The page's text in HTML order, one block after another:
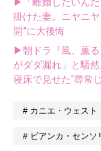
▶「離婚したいん
掛けた妻。ニヤニ
開”に大後悔
▶朝ドラ『風、薫
がダダ漏れ」と騒
寝床で見せた“尋常
カニエ・ウェスト
ビアンカ・センソ